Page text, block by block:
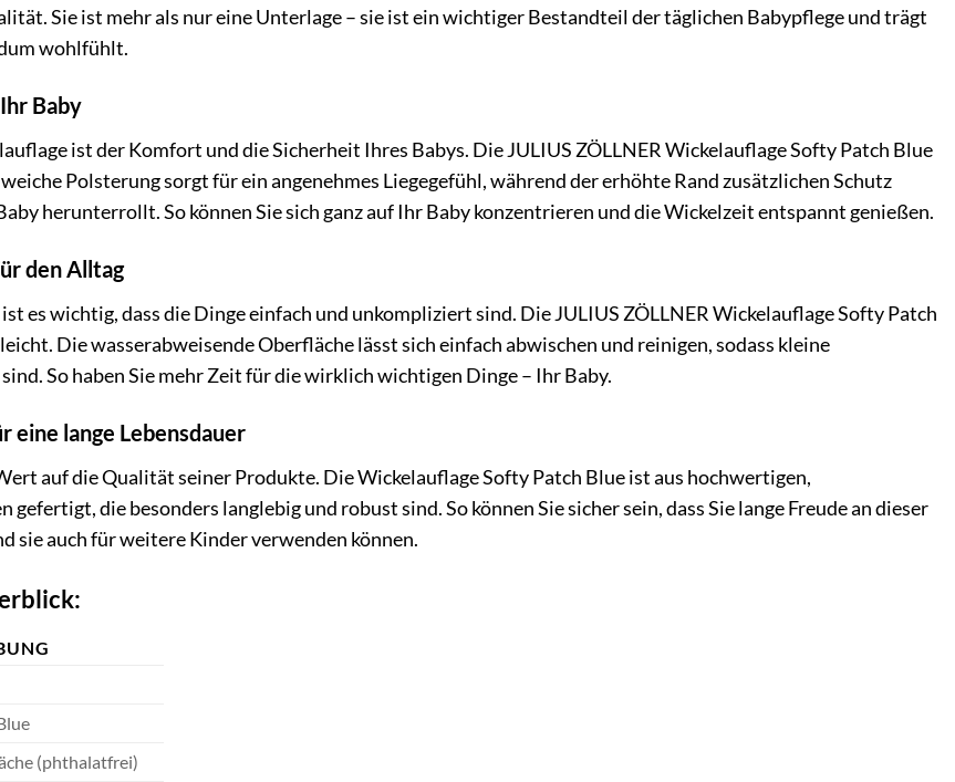
Sie ist mehr als nur eine Unterlage – sie ist ein wichtiger Bestandteil der täglichen Babypflege und trägt
wohlfühlt.
Baby
ist der Komfort und die Sicherheit Ihres Babys. Die JULIUS ZÖLLNER Wickelauflage Softy Patch Blue
Polsterung sorgt für ein angenehmes Liegegefühl, während der erhöhte Rand zusätzlichen Schutz
herunterrollt. So können Sie sich ganz auf Ihr Baby konzentrieren und die Wickelzeit entspannt genießen.
den Alltag
es wichtig, dass die Dinge einfach und unkompliziert sind. Die JULIUS ZÖLLNER Wickelauflage Softy Patch
Die wasserabweisende Oberfläche lässt sich einfach abwischen und reinigen, sodass kleine
So haben Sie mehr Zeit für die wirklich wichtigen Dinge – Ihr Baby.
lange Lebensdauer
auf die Qualität seiner Produkte. Die Wickelauflage Softy Patch Blue ist aus hochwertigen,
die besonders langlebig und robust sind. So können Sie sicher sein, dass Sie lange Freude an dieser
sie auch für weitere Kinder verwenden können.
(phthalatfrei)